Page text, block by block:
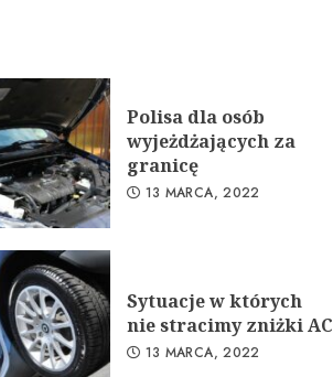
Polisa dla osób
wyjeżdżających za
granicę
13 MARCA, 2022
Sytuacje w których
nie stracimy zniżki AC
13 MARCA, 2022